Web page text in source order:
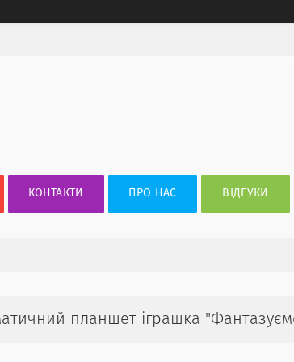
КОНТАКТИ ПРО НАС ВІДГУКИ
планшет іграшка